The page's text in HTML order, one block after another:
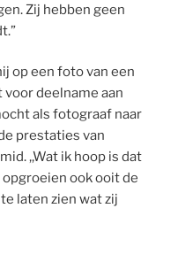
Zij hebben geen
op een foto van een
voor deelname aan
als fotograaf naar
prestaties van
,,Wat ik hoop is dat
ook ooit de
laten zien wat zij